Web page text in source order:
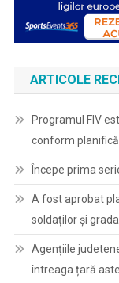
ARTICOLE
Programul FIV
conform
Începe prima
A fost aprobat
soldaților și
Agențiile
întreaga țară